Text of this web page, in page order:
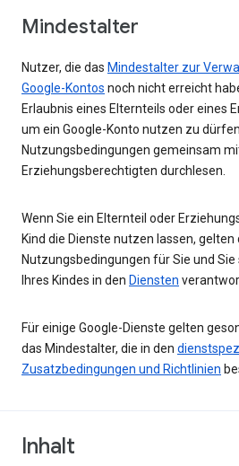
Mindestalter
Nutzer, die das Mindestalter zur
Google-Kontos noch nicht erreicht
Erlaubnis eines Elternteils oder eines
um ein Google-Konto nutzen zu
Nutzungsbedingungen gemeinsam
Erziehungsberechtigten durchlesen.
Wenn Sie ein Elternteil oder
Kind die Dienste nutzen lassen, gelten
Nutzungsbedingungen für Sie und
Ihres Kindes in den Diensten
Für einige Google-Dienste gelten
das Mindestalter, die in den
Zusatzbedingungen und Richtlinien
Inhalt